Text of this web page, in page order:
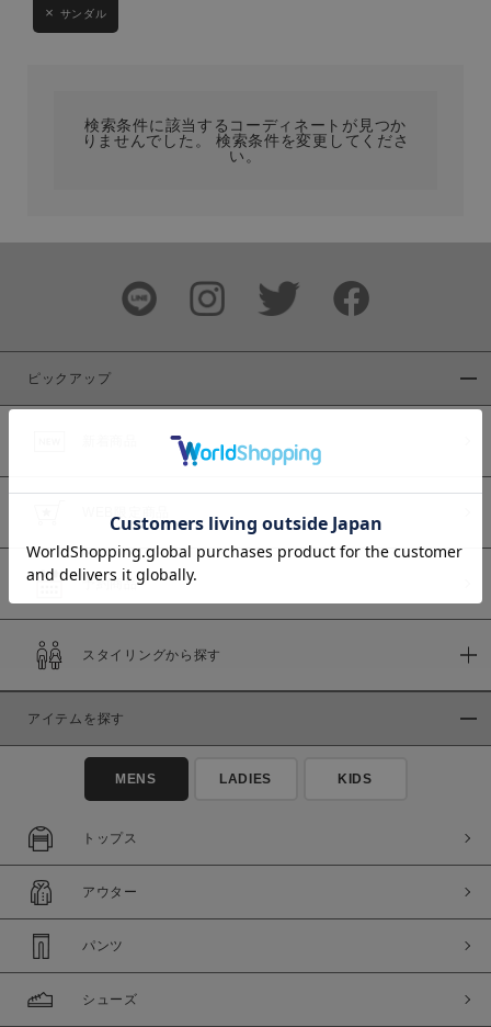
ブランド
商品タイプ
通常商品
セール価格
在庫
在庫あり
サンダル
検索条件に該当するコーディネートが見つか
りませんでした。 検索条件を変更してくださ
い。
ピックアップ
予約商品
スタイリングから探す
アイテムを探す
MENS LADIES KIDS
トップス
アウター
パンツ
シューズ